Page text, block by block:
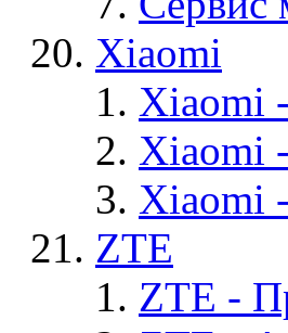
Xiaomi
Xiaomi
Xiaomi
Xiaomi
ZTE
ZTE -